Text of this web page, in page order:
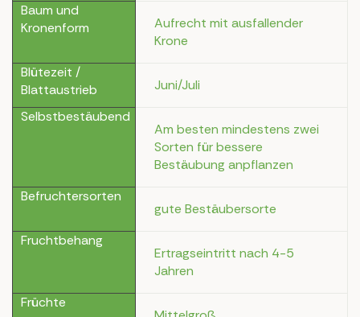
Baum und
Kronenform
Aufrecht mit ausfallender
Krone
Blütezeit /
Blattaustrieb
Juni/Juli
Selbstbestäubend
Am besten mindestens zwei
Sorten für bessere
Bestäubung anpflanzen
Befruchtersorten
gute Bestäubersorte
Fruchtbehang
Ertragseintritt nach 4-5
Jahren
Früchte